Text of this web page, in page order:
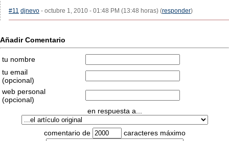
#11 djnevo - octubre 1, 2010 - 01:48 PM (13:48 horas) (responder)
Añadir Comentario
tu nombre
tu email
(opcional)
web personal
(opcional)
en respuesta a...
comentario de caracteres máximo